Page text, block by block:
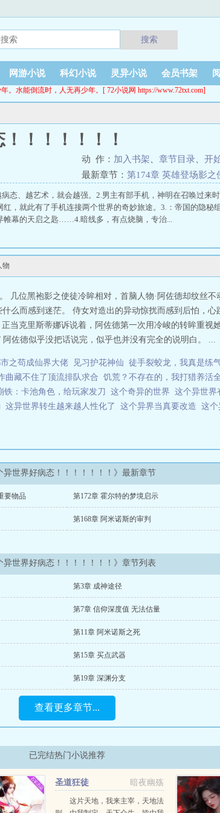
搜索
网游小说 科幻小说 灵异小说 会员书架
。水能倒流时，人无再少年。[ 72小说网 https://www.72txt.com]
！！！！！！
动 作： 加入书架 章节目录
开
最新章节： 第174章 英雄登场影之
态、越艺术，就会越强。2.男主有部手机，神明在召唤过来
，就此有了手机连接两个世界的奇妙旅途。3.：帝国的隐秘
帷幕的天启之匙……4.暗线多，有点烧脑，专治...
物
几位黑袍影之使徒冷眸相对，首脑人物·阿佐德却纹丝
么而感到迷茫。 侍女对造出的异动惊扰而感到后怕，
当克里斯蒂娜诉说着，阿佐德第一次用冷峻的转眸重视
佐德似乎没把话说完，似乎也并没有完全的说明白。 ...
之苟成仙界大佬 见习护花神仙 徒手裂蛟龙，我真是练
曲藏不住了顶流排队求合 饥荒？不存在的，我打猎养活
铁：卡池角色，给玩家发刀 这个奇异的世界 这个异世界
这异世界转生越来越人性化了 这个异界当真要改造 这个
异世界好病态！！！！！！！》最新章节
要物品 第172章 霍尔特的梦境启示
第168章 阿米诺斯的审判
异世界好病态！！！！！！！》章节列表
第3章 成神途径
第7章 信仰深度值 无法估量
第11章 阿米诺斯之死
第15章 买点武器
第19章 深渊分支
查看更多章节...
已完结热门小说推荐
暗夜幽殇
圣道狂徒
这片天地，我来主宰，天地法